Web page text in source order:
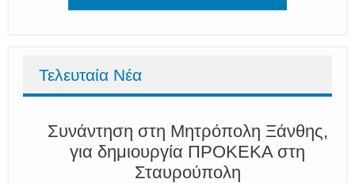
Τελευταία Νέα
Συνάντηση στη Μητρόπολη Ξάνθης,
για δημιουργία ΠΡΟΚΕΚΑ στη
Σταυρούπολη